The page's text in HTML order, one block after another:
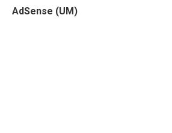
AdSense (UM)